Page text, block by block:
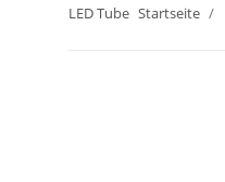
LED Tube Startseite